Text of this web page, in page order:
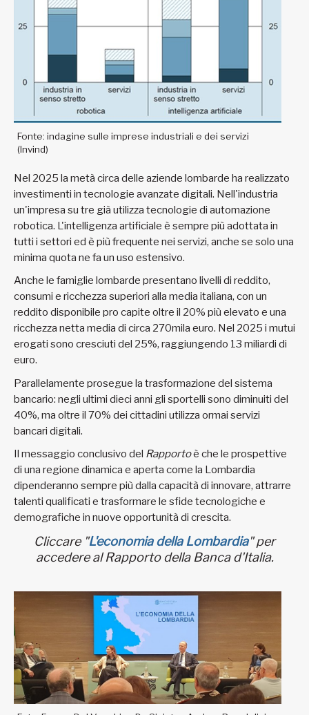
Fonte: indagine sulle imprese industriali e dei servizi
(Invind)
Nel 2025 la metà circa delle aziende lombarde ha realizzato
investimenti in tecnologie avanzate digitali. Nell'industria
un'impresa su tre già utilizza tecnologie di automazione
robotica. L'intelligenza artificiale è sempre più adottata in
tutti i settori ed è più frequente nei servizi, anche se solo una
minima quota ne fa un uso estensivo.
Anche le famiglie lombarde presentano livelli di reddito,
consumi e ricchezza superiori alla media italiana, con un
reddito disponibile pro capite oltre il 20% più elevato e una
ricchezza netta media di circa 270mila euro. Nel 2025 i mutui
erogati sono cresciuti del 25%, raggiungendo 13 miliardi di
euro.
Parallelamente prosegue la trasformazione del sistema
bancario: negli ultimi dieci anni gli sportelli sono diminuiti del
40%, ma oltre il 70% dei cittadini utilizza ormai servizi
bancari digitali.
Il messaggio conclusivo del Rapportoè che le prospettive
di una regione dinamica e aperta come la Lombardia
dipenderanno sempre più dalla capacità di innovare, attrarre
talenti qualificati e trasformare le sfide tecnologiche e
demografiche in nuove opportunità di crescita.
Cliccare "L'economia della Lombardia" per
accedere al Rapporto della Banca d'Italia.